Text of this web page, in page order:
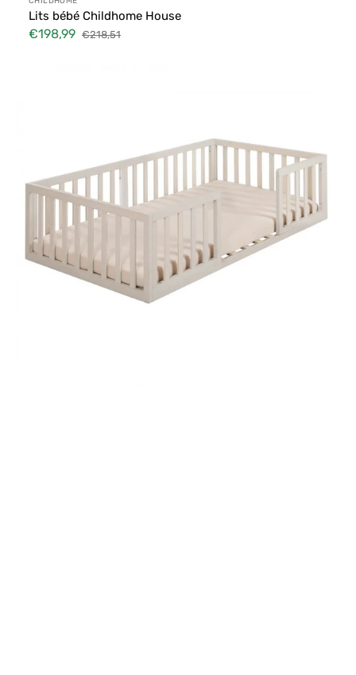
Lits bébé Childhome House
Prix
€198,99
Prix
€218,51